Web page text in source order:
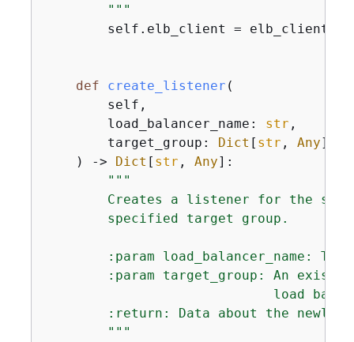
        """
        self.elb_client = elb_client
def create_listener (
        self,
        load_balancer_name:
str ,
        target_group:
Dict [ str , Any],
) -> Dict [ str , Any]:
"""
Creates a listener for the
        specified target group.
:param load_balancer_name:
:param target_group: An
load
:return: Data about the newly
        """